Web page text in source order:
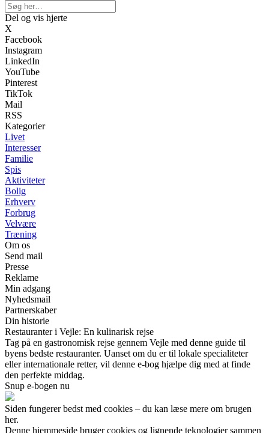
Del og vis hjerte
X
Facebook
Instagram
LinkedIn
YouTube
Pinterest
TikTok
Mail
RSS
Kategorier
Livet
Interesser
Familie
Spis
Aktiviteter
Bolig
Erhverv
Forbrug
Velvære
Træning
Om os
Send mail
Presse
Reklame
Min adgang
Nyhedsmail
Partnerskaber
Din historie
Restauranter i Vejle: En kulinarisk rejse
Tag på en gastronomisk rejse gennem Vejle med denne guide til
byens bedste restauranter. Uanset om du er til lokale specialiteter
eller internationale retter, vil denne e-bog hjælpe dig med at finde
den perfekte middag.
Snup e-bogen nu
Siden fungerer bedst med cookies – du kan læse mere om brugen
her.
Denne hjemmeside bruger cookies og lignende teknologier sammen